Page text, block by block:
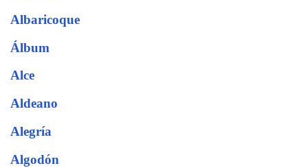
Albaricoque
Álbum
Alce
Aldeano
Alegría
Algodón